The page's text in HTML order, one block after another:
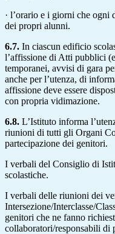
· l’orario e i giorni che ogni
dei propri alunni.
6.7. In ciascun edificio
l’affissione di Atti pubblici
temporanei, avvisi di gara
anche per l’utenza, di
affissione deve essere
con propria vidimazione.
6.8. L’Istituto informa
riunioni di tutti gli Organi
partecipazione dei genitori.
I verbali del Consiglio di
scolastiche.
I verbali delle riunioni dei
Intersezione/Interclasse/
genitori che ne fanno
collaboratori/responsabili di